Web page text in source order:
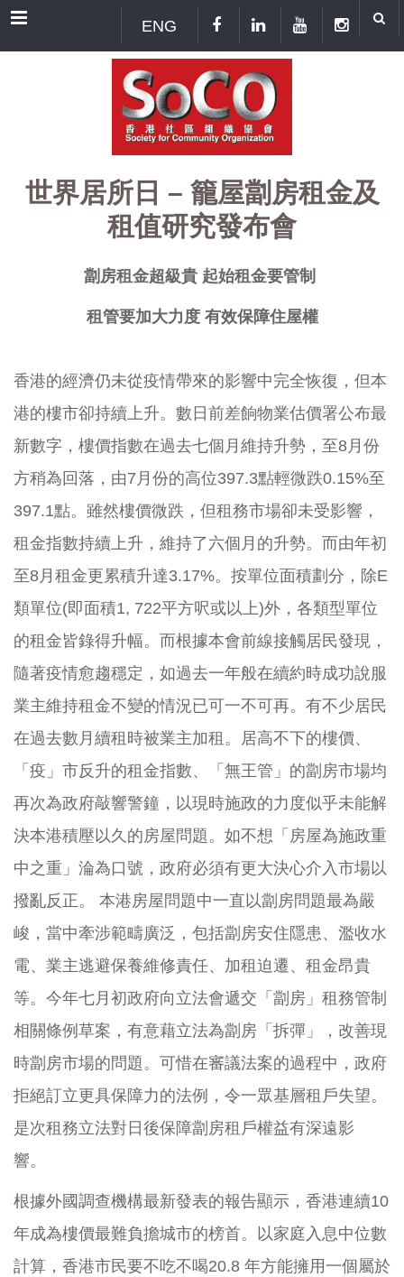
Menu ENG
世界居所日 – 籠屋劏房租金及
租值研究發布會
劏房租金超級貴 起始租金要管制
租管要加大力度 有效保障住屋權
香港的經濟仍未從疫情帶來的影響中完全恢復，但本
港的樓市卻持續上升。數日前差餉物業估價署公布最
新數字，樓價指數在過去七個月維持升勢，至8月份
方稍為回落，由7月份的高位397.3點輕微跌0.15%至
397.1點。雖然樓價微跌，但租務市場卻未受影響，
租金指數持續上升，維持了六個月的升勢。而由年初
至8月租金更累積升達3.17%。按單位面積劃分，除E
類單位(即面積1, 722平方呎或以上)外，各類型單位
的租金皆錄得升幅。而根據本會前線接觸居民發現，
隨著疫情愈趨穩定，如過去一年般在續約時成功說服
業主維持租金不變的情況已可一不可再。有不少居民
在過去數月續租時被業主加租。居高不下的樓價、
「疫」市反升的租金指數、「無王管」的劏房市場均
再次為政府敲響警鐘，以現時施政的力度似乎未能解
決本港積壓以久的房屋問題。如不想「房屋為施政重
中之重」淪為口號，政府必須有更大決心介入市場以
撥亂反正。 本港房屋問題中一直以劏房問題最為嚴
峻，當中牽涉範疇廣泛，包括劏房安住隱患、濫收水
電、業主逃避保養維修責任、加租迫遷、租金昂貴
等。今年七月初政府向立法會遞交「劏房」租務管制
相關條例草案，有意藉立法為劏房「拆彈」，改善現
時劏房市場的問題。可惜在審議法案的過程中，政府
拒絕訂立更具保障力的法例，令一眾基層租戶失望。
是次租務立法對日後保障劏房租戶權益有深遠影
響。
根據外國調查機構最新發表的報告顯示，香港連續10
年成為樓價最難負擔城市的榜首。以家庭入息中位數
計算，香港市民要不吃不喝20.8 年方能擁用一個屬於